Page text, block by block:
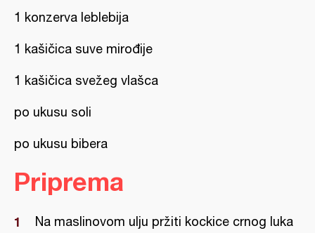
1 konzerva leblebija
1 kašičica suve mirođije
1 kašičica svežeg vlašca
po ukusu soli
po ukusu bibera
Priprema
Na maslinovom ulju pržiti kockice crnog luka